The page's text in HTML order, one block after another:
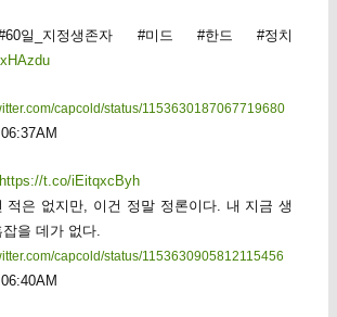
일_지정생존자 #미드 #한드 #정치
capcold/status/1153630187067719680
https://t.co/iEitqxcByh
적은 없지만, 이건 정말 정론이다. 내 지금 생
을 데가 없다.
capcold/status/1153630905812115456